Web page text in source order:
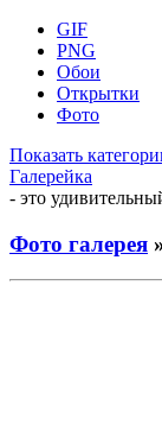
GIF
PNG
Обои
Открытки
Фото
Показать
Галерейка
- это
Фото галерея